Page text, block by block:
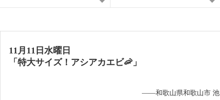
11月11日水曜日
「特大サイズ！アシアカエビ🦐」
——和歌山県和歌山市 池